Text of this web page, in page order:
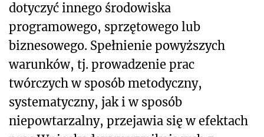
dotyczyć innego środowiska
programowego, sprzętowego lub
biznesowego. Spełnienie powyższych
warunków, tj. prowadzenie prac
twórczych w sposób metodyczny,
systematyczny, jak i w sposób
niepowtarzalny, przejawia się w efektach